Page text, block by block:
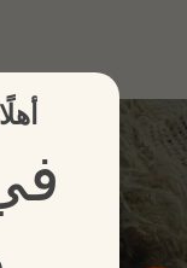
<
الكاكاو